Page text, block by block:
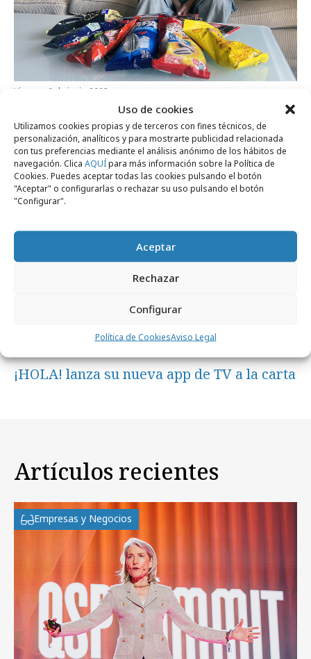
Uso de cookies
Utilizamos cookies propias y de terceros con fines técnicos, de
personalización, analíticos y para mostrarte publicidad relacionada
con tus preferencias mediante el análisis anónimo de los hábitos de
navegación. Clica AQUÍpara más información sobre la Política de
Cookies. Puedes aceptar todas las cookies pulsando el botón
"Aceptar" o configurarlas o rechazar su uso pulsando el botón
"Configurar".
Aceptar
Rechazar
Configurar
Política de CookiesAviso Legal
viernes, 9 de junio 2023
Pipas USA lanza la campaña
#PipasTalksxHola en Instagram
Medios
¡HOLA! lanza su nueva app de TV a la carta
Artículos recientes
Empresas y Negocios